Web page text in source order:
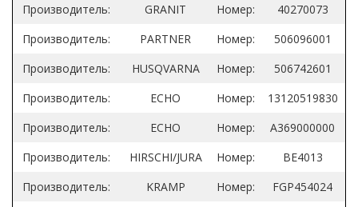
Производитель:
GRANIT Номер:
40270073
Производитель:
PARTNER Номер:
506096001
Производитель:
HUSQVARNA Номер:
506742601
Производитель:
ECHO Номер:
13120519830
Производитель:
ECHO Номер:
A369000000
Производитель:
HIRSCHI/JURA Номер:
BE4013
Производитель:
KRAMP Номер:
FGP454024